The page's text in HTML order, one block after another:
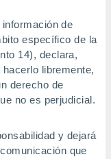
de
específico de la
14), declara,
libremente,
derecho de
no es perjudicial.
y dejará
que